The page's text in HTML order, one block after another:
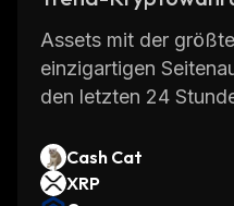
Assets mit der
einzigartigen
den letzten 24
Cash Cat
XRP